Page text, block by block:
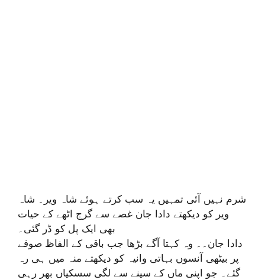
شرم نہیں آئی تمہیں یہ سب کرتے ہوئے شاہ ویر۔ شاہ
ویر کو دیکھتے دادا جان غصے سے گرج اٹھے کے حیات
بھی ایک پل کو ڈر گئی۔
دادا جان۔۔ وہ کہتا آگے بڑها جب باقی کے الفاظ صوفے
پر بیٹھی آنسوں بہاتی وانیہ کو دیکھتے منہ میں ہی رہ
گئے۔ جو اپنی ماں کے سینے سے لگی سسکیاں بھر رہی